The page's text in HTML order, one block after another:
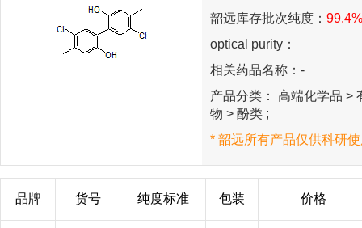
韶远库存批次纯度：
optical purity：
相关药品名称：-
产品分类： 高端化学品 >
物 > 酚类 ;
* 韶远所有产品仅供科研
品牌 货号 纯度标准 包装 价格